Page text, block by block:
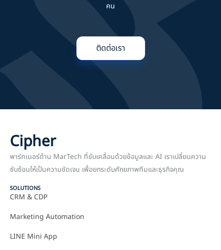
คน
ติดต่อเรา
Cipher
พาร์ทเนอร์ด้าน MarTech ที่ขับเคลื่อนด้วยข้อมูลและ AI เราเปลี่ยนความ
ซับซ้อนให้เป็นความชัดเจน เพื่อยกระดับศักยภาพทีมและธุรกิจคุณ
SOLUTIONS
CRM & CDP
Marketing Automation
LINE Mini App